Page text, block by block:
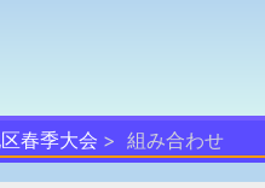
春季大会 組み合わせ